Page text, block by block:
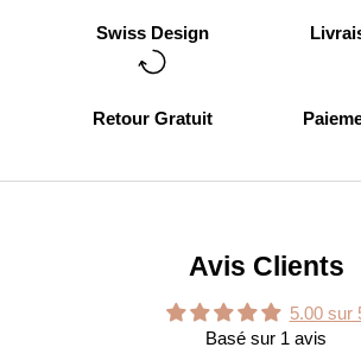
Swiss Design
Retour Gratuit
Avis Clients
5.00 sur
Basé sur 1 avis